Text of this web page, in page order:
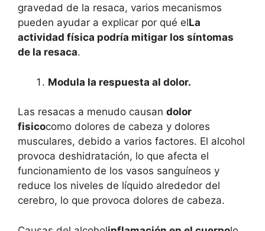
gravedad de la resaca, varios mecanismos
pueden ayudar a explicar por qué elLa
actividad física podría mitigar los síntomas
de la resaca.
Modula la respuesta al dolor.
Las resacas a menudo causan dolor
fisicocomo dolores de cabeza y dolores
musculares, debido a varios factores. El alcohol
provoca deshidratación, lo que afecta el
funcionamiento de los vasos sanguíneos y
reduce los niveles de líquido alrededor del
cerebro, lo que provoca dolores de cabeza.